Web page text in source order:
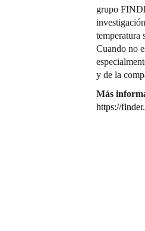
grupo
temperatura
Cuando no
y de la
Más
https://